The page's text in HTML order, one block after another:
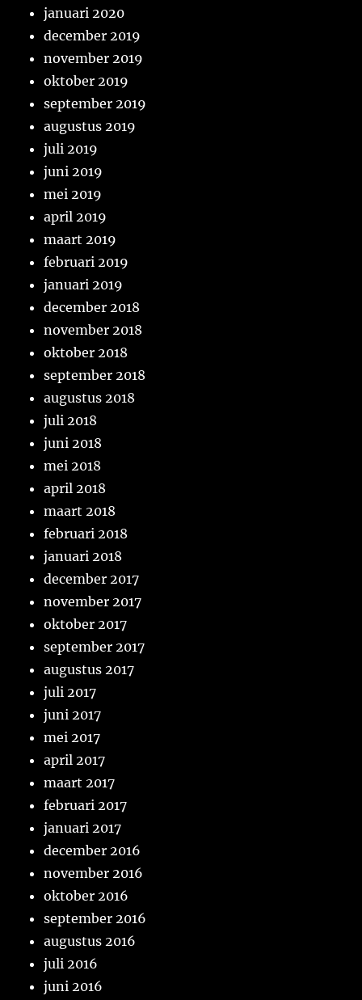
januari 2020
december 2019
november 2019
oktober 2019
september 2019
augustus 2019
juli 2019
juni 2019
mei 2019
april 2019
maart 2019
februari 2019
januari 2019
december 2018
november 2018
oktober 2018
september 2018
augustus 2018
juli 2018
juni 2018
mei 2018
april 2018
maart 2018
februari 2018
januari 2018
december 2017
november 2017
oktober 2017
september 2017
augustus 2017
juli 2017
juni 2017
mei 2017
april 2017
maart 2017
februari 2017
januari 2017
december 2016
november 2016
oktober 2016
september 2016
augustus 2016
juli 2016
juni 2016